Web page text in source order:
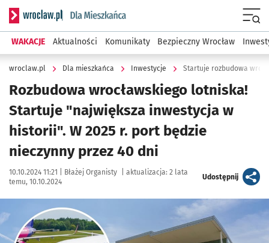
Serwis informacyjny wroclaw.pl podserwis: Dla mieszkańca
WAKACJE Aktualności Komunikaty Bezpieczny Wrocław
wroclaw.pl Dla mieszkańca Inwestycje Startuje rozbudowa
Rozbudowa wrocławskiego lotniska!
Startuje "największa inwestycja w
historii". W 2025 r. port będzie
nieczynny przez 40 dni
Data publikacji:
10.10.2024 11:21 | Autor:
Błażej Organisty aktualizacja: 2 lata
temu, 10.10.2024
Udostępnijartykuł
Kliknij, aby zobaczyć galerię
Kliknij, aby powiększyć